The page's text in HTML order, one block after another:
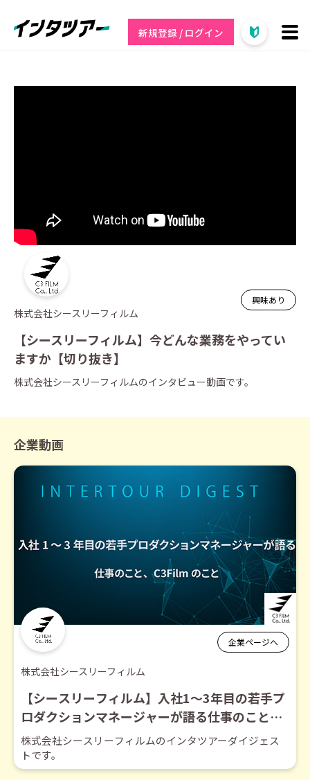
新規登録 / ログイン
興味あり
株式会社シースリーフィルム
【シースリーフィルム】今どんな業務をやってい
ますか【切り抜き】
株式会社シースリーフィルムのインタビュー動画です。
企業動画
企業ページへ
株式会社シースリーフィルム
【シースリーフィルム】入社1～3年目の若手プ
ロダクションマネージャーが語る仕事のこと、
C3Filmのこと【ダイジェスト】
株式会社シースリーフィルムのインタツアーダイジェス
トです。